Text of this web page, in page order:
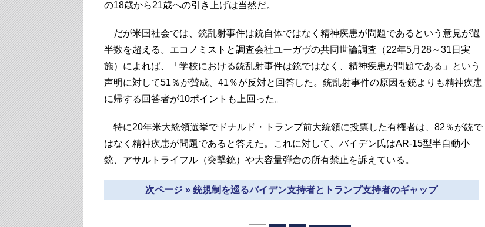
の18歳から21歳への引き上げは当然だ。
だが米国社会では、銃乱射事件は銃自体ではなく精神疾患が問題であるという意見が過
半数を超える。エコノミストと調査会社ユーガヴの共同世論調査（22年5月28～31日実
施）によれば、「学校における銃乱射事件は銃ではなく、精神疾患が問題である」という
声明に対して51％が賛成、41％が反対と回答した。銃乱射事件の原因を銃よりも精神疾患
に帰する回答者が10ポイントも上回った。
特に20年米大統領選挙でドナルド・トランプ前大統領に投票した有権者は、82％が銃で
はなく精神疾患が問題であると答えた。これに対して、バイデン氏はAR-15型半自動小
銃、アサルトライフル（突撃銃）や大容量弾倉の所有禁止を訴えている。
次ページ » 銃規制を巡るバイデン支持者とトランプ支持者のギャップ